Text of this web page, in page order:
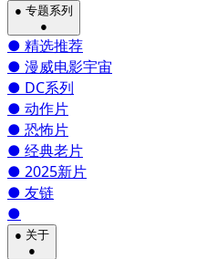
● 专题系列
●
● 精选推荐
● 漫威电影宇宙
● DC系列
● 动作片
● 恐怖片
● 经典老片
● 2025新片
● 友链
●
● 关于
●